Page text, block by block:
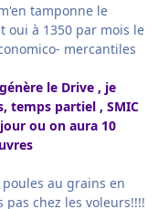
tamponne le
oui à 1350 par mois le
mercantiles
le Drive , je
temps partiel , SMIC
ou on aura 10
poules au grains en
chez les voleurs!!!!